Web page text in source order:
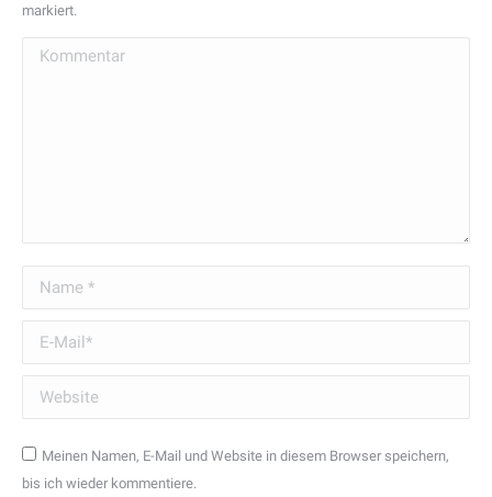
markiert.
Kommentar
Name *
E-Mail *
Website
Meinen Namen, E-Mail und Website in diesem Browser speichern,
bis ich wieder kommentiere.